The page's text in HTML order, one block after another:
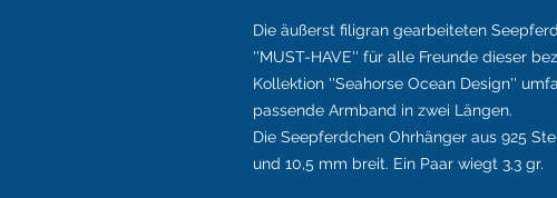
Die äußerst filigran gearbeiteten
''MUST-HAVE'' für alle Freunde dieser
Kollektion ''Seahorse Ocean Design''
passende Armband in zwei Längen.
Die Seepferdchen Ohrhänger aus 925
und 10,5 mm breit. Ein Paar wiegt 3,3 gr.